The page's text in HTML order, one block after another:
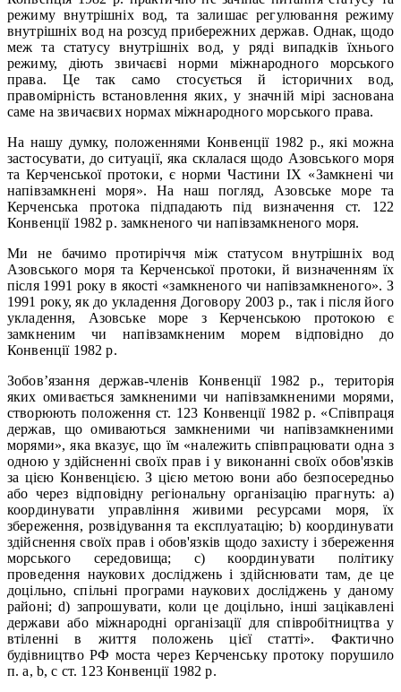
режиму внутрішніх вод, та залишає регулювання режиму
внутрішніх вод на розсуд прибережних держав. Однак, щодо
меж та статусу внутрішніх вод, у ряді випадків їхнього
режиму, діють звичаєві норми міжнародного морського
права. Це так само стосується й історичних вод,
правомірність встановлення яких, у значній мірі заснована
саме на звичаєвих нормах міжнародного морського права.
На нашу думку, положеннями Конвенції 1982 р., які можна
застосувати, до ситуації, яка склалася щодо Азовського моря
та Керченської протоки, є норми Частини IX «Замкнені чи
напівзамкнені моря». На наш погляд, Азовське море та
Керченська протока підпадають під визначення ст. 122
Конвенції 1982 р. замкненого чи напівзамкненого моря.
Ми не бачимо протиріччя між статусом внутрішніх вод
Азовського моря та Керченської протоки, й визначенням їх
після 1991 року в якості «замкненого чи напівзамкненого». З
1991 року, як до укладення Договору 2003 р., так і після його
укладення, Азовське море з Керченською протокою є
замкненим чи напівзамкненим морем відповідно до
Конвенції 1982 р.
Зобов’язання держав-членів Конвенції 1982 р., територія
яких омивається замкненими чи напівзамкненими морями,
створюють положення ст. 123 Конвенції 1982 р. «Співпраця
держав, що омиваються замкненими чи напівзамкненими
морями», яка вказує, що їм «належить співпрацювати одна з
одною у здійсненні своїх прав і у виконанні своїх обов'язків
за цією Конвенцією. З цією метою вони або безпосередньо
або через відповідну регіональну організацію прагнуть: а)
координувати управління живими ресурсами моря, їх
збереження, розвідування та експлуатацію; b) координувати
здійснення своїх прав і обов'язків щодо захисту і збереження
морського середовища; с) координувати політику
проведення наукових досліджень і здійснювати там, де це
доцільно, спільні програми наукових досліджень у даному
районі; d) запрошувати, коли це доцільно, інші зацікавлені
держави або міжнародні організації для співробітництва у
втіленні в життя положень цієї статті». Фактично
будівництво РФ моста через Керченську протоку порушило
п. а, b, с ст. 123 Конвенції 1982 р.